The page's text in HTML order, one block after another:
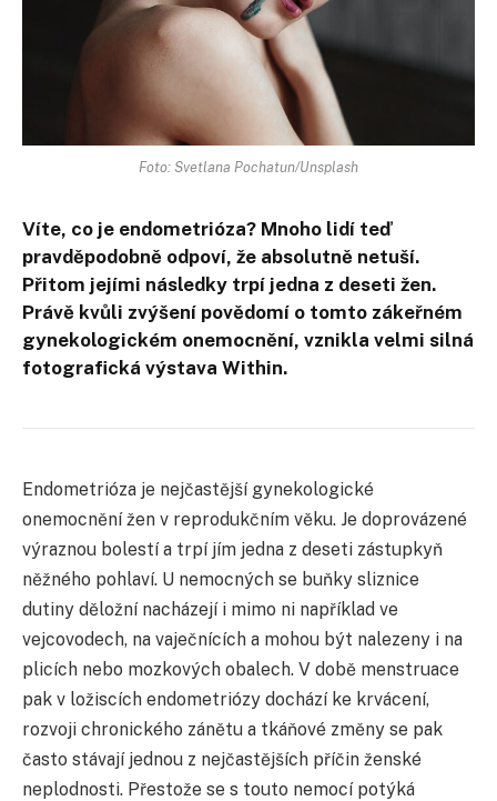
Foto: Svetlana Pochatun/Unsplash
Víte, co je endometrióza? Mnoho lidí teď
pravděpodobně odpoví, že absolutně netuší.
Přitom jejími následky trpí jedna z deseti žen.
Právě kvůli zvýšení povědomí o tomto zákeřném
gynekologickém onemocnění, vznikla velmi silná
fotografická výstava Within.
Endometrióza je nejčastější gynekologické
onemocnění žen v reprodukčním věku. Je doprovázené
výraznou bolestí a trpí jím jedna z deseti zástupkyň
něžného pohlaví. U nemocných se buňky sliznice
dutiny děložní nacházejí i mimo ni například ve
vejcovodech, na vaječnících a mohou být nalezeny i na
plicích nebo mozkových obalech. V době menstruace
pak v ložiscích endometriózy dochází ke krvácení,
rozvoji chronického zánětu a tkáňové změny se pak
často stávají jednou z nejčastějších příčin ženské
neplodnosti. Přestože se s touto nemocí potýká